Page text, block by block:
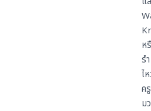
ห
รำ
ไ
ครู
ม